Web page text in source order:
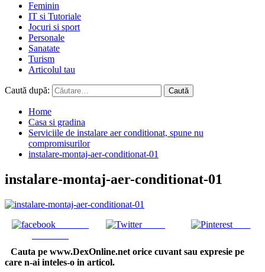
Feminin
IT si Tutoriale
Jocuri si sport
Personale
Sanatate
Turism
Articolul tau
Caută după:
Home
Casa si gradina
Serviciile de instalare aer conditionat, spune nu
compromisurilor
instalare-montaj-aer-conditionat-01
instalare-montaj-aer-conditionat-01
Tweet Save
Cauta pe www.DexOnline.net orice cuvant sau expresie pe
care n-ai inteles-o in articol.